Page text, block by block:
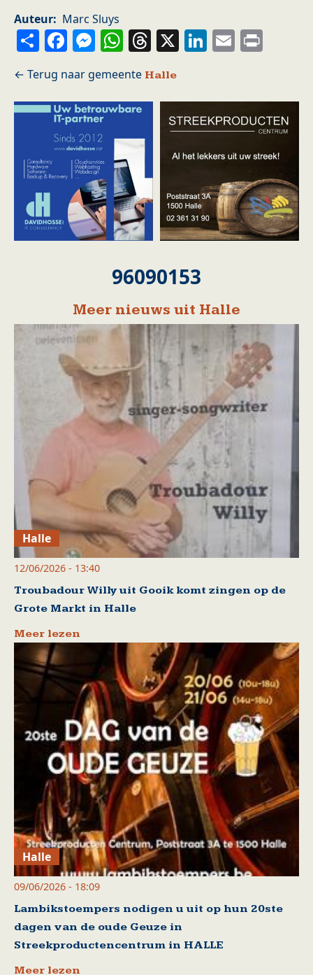
Auteur
Marc Sluys
ShareFacebook
Messenger
WhatsApp
Threads
X LinkedIn
Email
Halle
96090153
Meer nieuws uit Halle
Halle
12/06/2026 - 13:40
Troubadour Willy uit Gooik komt zingen op de
Grote Markt in Halle
Meer lezen
Halle
09/06/2026 - 18:09
Lambikstoempers nodigen u uit op hun 20ste
dagen van de oude Geuze in
Streekproductencentrum in HALLE
Meer lezen